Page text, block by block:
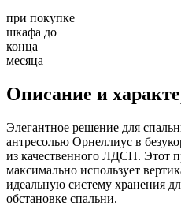
при покупке
шкафа до
конца
месяца
Описание и
Элегантное решение для
антресолью Орнеллиус в
из качественного ЛДСП. Этот
максимально использует
идеальную систему хранения
обстановке спальни.